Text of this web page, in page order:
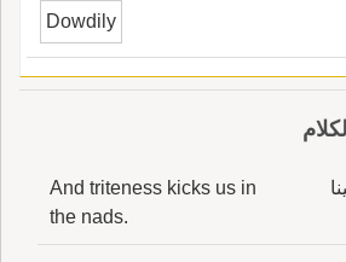
Dowdily
And triteness kicks us in
the nads.